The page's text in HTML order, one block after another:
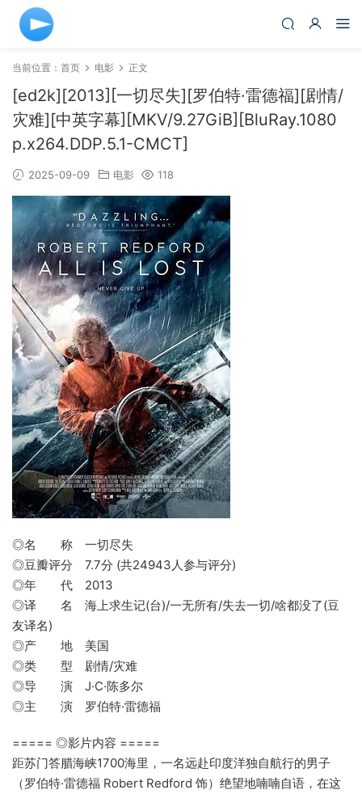
当前位置： 首页 电影 正文
[ed2k][2013][一切尽失][罗伯特·雷德福][剧情/
灾难][中英字幕][MKV/9.27GiB][BluRay.1080
p.x264.DDP.5.1-CMCT]
2025-09-09 电影 118
◎名 称 一切尽失
◎豆瓣评分 7.7分 (共24943人参与评分)
◎年 代 2013
◎译 名 海上求生记(台)/一无所有/失去一切/啥都没了(豆
友译名)
◎产 地 美国
◎类 型 剧情/灾难
◎导 演 J·C·陈多尔
◎主 演 罗伯特·雷德福
===== ◎影片内容 =====
距苏门答腊海峡1700海里，一名远赴印度洋独自航行的男子
（罗伯特·雷德福 Robert Redford 饰）绝望地喃喃自语，在这